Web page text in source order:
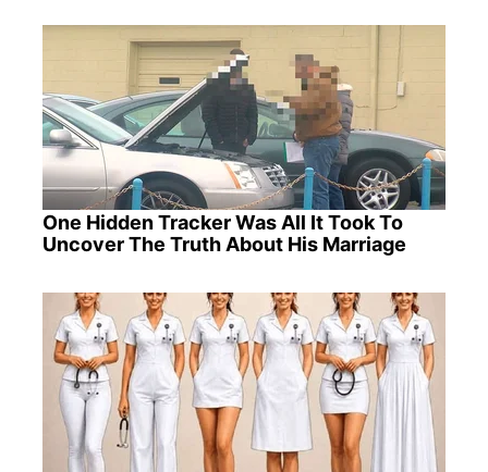
One Hidden Tracker Was All It Took To
Uncover The Truth About His Marriage